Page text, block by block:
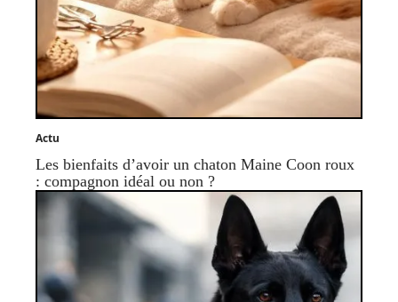
Actu
Les bienfaits d’avoir un chaton Maine Coon roux
: compagnon idéal ou non ?